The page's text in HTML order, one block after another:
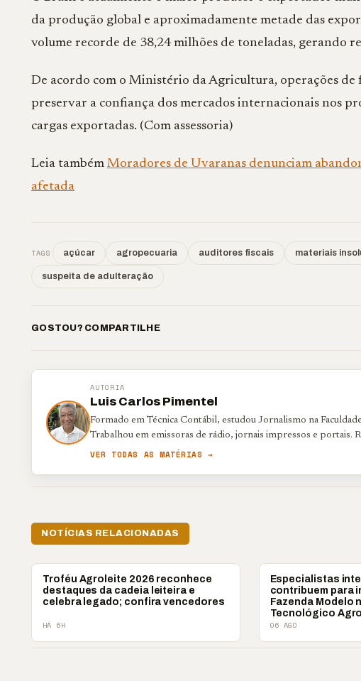
da produção global e aproximadamente metade das
volume recorde de 38,24 milhões de toneladas, gerando
De acordo com o Ministério da Agricultura, operações de
preservar a confiança dos mercados internacionais nos
cargas exportadas. (Com assessoria)
Leia também Moradores de Uvaranas denunciam
afetada
TAGS açúcar agropecuaria auditores fiscais materiais
suspeita de adulteração
GOSTOU? COMPARTILHE
AUTORIA
Luis Carlos Pimentel
Formado em Técnica Contábil, estudou Jornalismo na
Trabalhou em emissoras de rádio, jornais impressos e portais.
VER TODAS AS MATÉRIAS →
NOTÍCIAS RELACIONADAS
AGRONEGÓCIO
Troféu Agroleite 2026 reconhece
destaques da cadeia leiteira e
celebra legado; confira vencedores
HÁ 6H
AGRONEGÓCIO
Especialistas
contribuem para
Fazenda Modelo
Tecnológico
06 AGO